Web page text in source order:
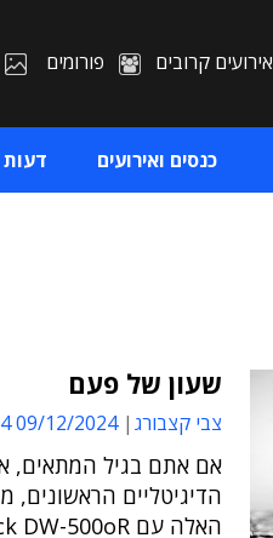
אירועים קרובים פורומים
כנסים ואירועים דעות
שעון של פעם
צבי קצבורג 09/12/2024 17:24
אם אתם בגיל המתאים,
הדיגיטליים הראשונים,